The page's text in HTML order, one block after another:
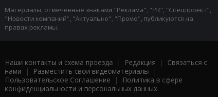
Материалы, отмеченные знаками "Реклама", "PR", "Спецпроект",
"Новости компаний", "Актуально", "Промо", публикуются на
правах рекламы.
Наши контакты и схема проезда | Редакция | Связаться с
нами | Разместить свои видеоматериалы |
Пользовательское Соглашение |
Политика в сфере
конфиденциальности и персональных данных